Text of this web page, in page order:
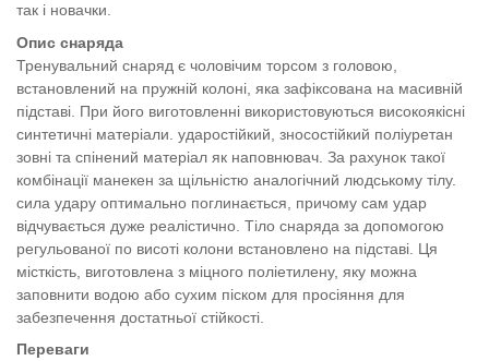
так і новачки.
Опис снаряда
Тренувальний снаряд є чоловічим торсом з головою,
встановлений на пружній колоні, яка зафіксована на масивній
підставі. При його виготовленні використовуються високоякісні
синтетичні матеріали. ударостійкий, зносостійкий поліуретан
зовні та спінений матеріал як наповнювач. За рахунок такої
комбінації манекен за щільністю аналогічний людському тілу.
сила удару оптимально поглинається, причому сам удар
відчувається дуже реалістично. Тіло снаряда за допомогою
регульованої по висоті колони встановлено на підставі. Ця
місткість, виготовлена з міцного поліетилену, яку можна
заповнити водою або сухим піском для просіяння для
забезпечення достатньої стійкості.
Переваги